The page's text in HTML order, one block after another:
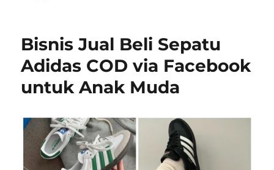
Bisnis Jual Beli Sepatu
Adidas COD via Facebook
untuk Anak Muda